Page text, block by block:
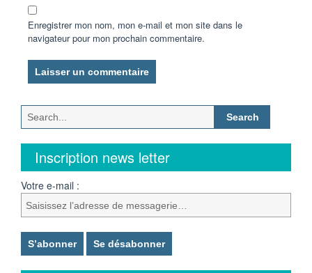
Enregistrer mon nom, mon e-mail et mon site dans le
navigateur pour mon prochain commentaire.
Search
for:
Inscription news letter
Votre e-mail :